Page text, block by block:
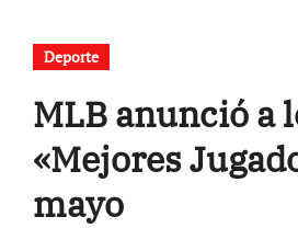
Deporte
MLB anunció a
«Mejores
mayo